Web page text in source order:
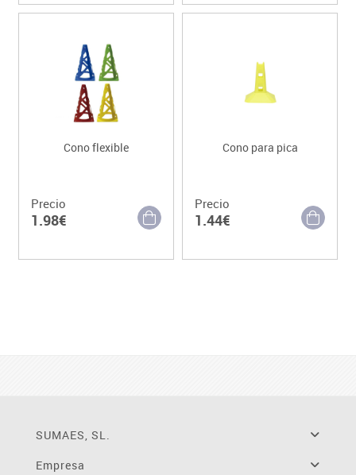
Cono flexible
Precio
1.98€
Cono para pica
Precio
1.44€
SUMAES, SL.
Empresa